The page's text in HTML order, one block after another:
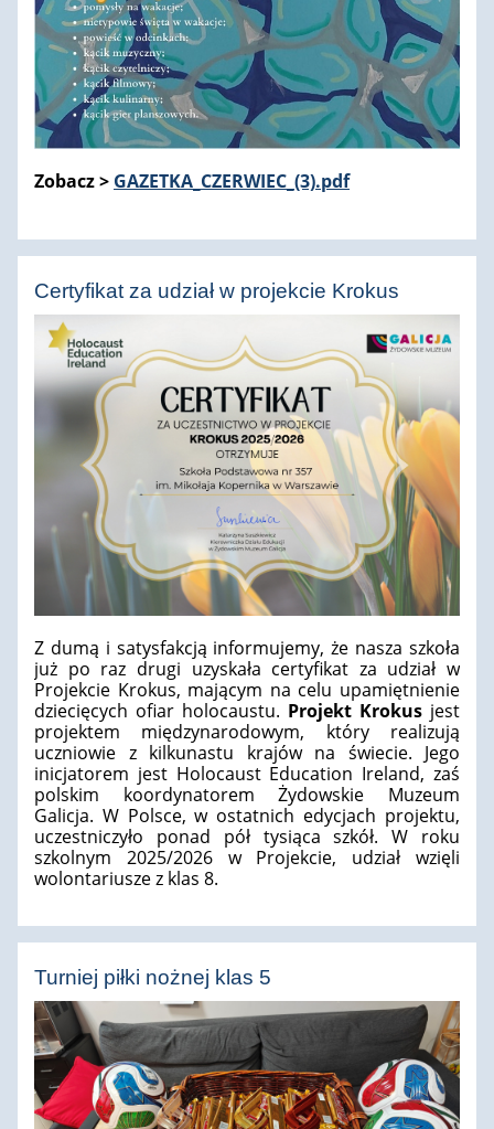
Zobacz > GAZETKA_CZERWIEC_(3).pdf
Certyfikat za udział w projekcie Krokus
Z dumą i satysfakcją informujemy, że nasza szkoła
już po raz drugi uzyskała certyfikat za udział w
Projekcie Krokus, mającym na celu upamiętnienie
dziecięcych ofiar holocaustu. Projekt Krokus jest
projektem międzynarodowym, który realizują
uczniowie z kilkunastu krajów na świecie. Jego
inicjatorem jest Holocaust Education Ireland, zaś
polskim koordynatorem Żydowskie Muzeum
Galicja. W Polsce, w ostatnich edycjach projektu,
uczestniczyło ponad pół tysiąca szkół. W roku
szkolnym 2025/2026 w Projekcie, udział wzięli
wolontariusze z klas 8.
Turniej piłki nożnej klas 5